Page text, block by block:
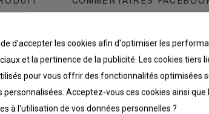
Maintient l'étagère en position. Lot de 10.
PRODUITS LIÉS
d'accepter les cookies afin d'optimiser les
et la pertinence de la publicité. Les cookies tiers
pour vous offrir des fonctionnalités optimisées
personnalisées. Acceptez-vous ces cookies ainsi que
à l'utilisation de vos données personnelles ?